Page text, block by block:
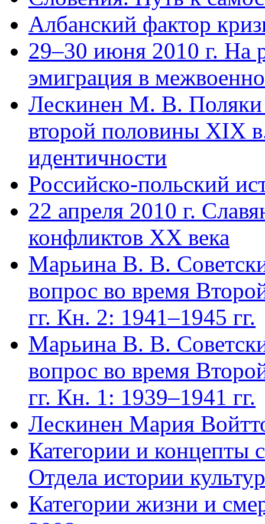
Албанский фактор
29–30 июня 2010 г. На
эмиграция в
Лескинен М. В. Поляки
второй половины XIX
идентичности
Российско-польский
22 апреля 2010 г.
конфликтов ХХ века
Марьина В. В.
вопрос во время
гг. Кн. 2: 1941–1945 гг.
Марьина В. В.
вопрос во время
гг. Кн. 1: 1939–1941 гг.
Лескинен Мария
Категории и концепты
Отдела истории
Категории жизни и